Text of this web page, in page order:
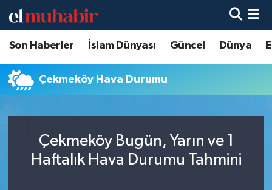
Son Haberler İslam Dünyası Güncel Dünya
Çekmeköy Hava Durumu
Çekmeköy Bugün, Yarın ve 1
Haftalık Hava Durumu Tahmini
Hava Durumu
Trafik Durumu
Tüm Manşetler